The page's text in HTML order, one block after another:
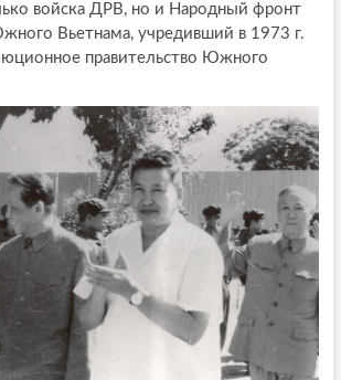
войска ДРВ, но и Народный фронт
Вьетнама, учредивший в 1973 г.
правительство Южного